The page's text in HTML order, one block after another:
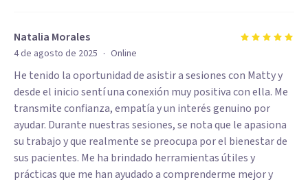
Natalia Morales
4 de agosto de 2025 · Online
He tenido la oportunidad de asistir a sesiones con Matty y
desde el inicio sentí una conexión muy positiva con ella. Me
transmite confianza, empatía y un interés genuino por
ayudar. Durante nuestras sesiones, se nota que le apasiona
su trabajo y que realmente se preocupa por el bienestar de
sus pacientes. Me ha brindado herramientas útiles y
prácticas que me han ayudado a comprenderme mejor y